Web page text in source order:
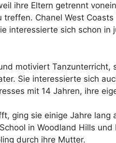
ihre Eltern getrennt
Chanel West
interessierte sich schon in
motiviert Tanzunterricht,
Sie interessierte sich
mit 14 Jahren, ihre
ging sie einige Jahre lang
in Woodland Hills
durch ihre Mutter.